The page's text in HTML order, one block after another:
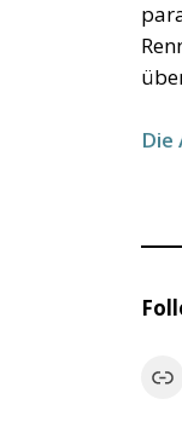
Die